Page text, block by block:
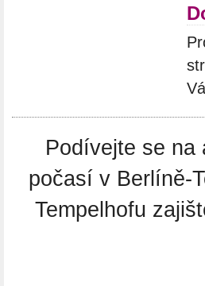
Podívejte se na
počasí v Berlíně-
Tempelhofu